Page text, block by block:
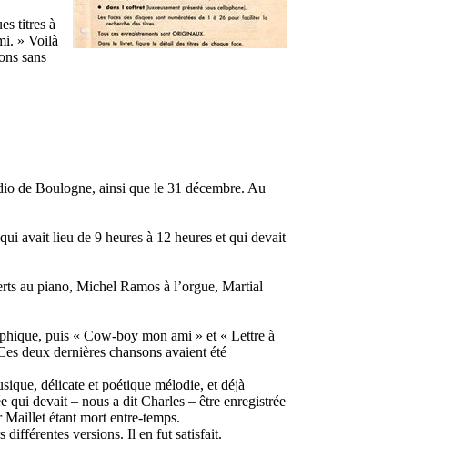
titres à
» Voilà
sans
de Boulogne, ainsi que le 31 décembre. Au
avait lieu de 9 heures à 12 heures et qui devait
au piano, Michel Ramos à l’orgue, Martial
puis « Cow-boy mon ami » et « Lettre à
deux dernières chansons avaient été
délicate et poétique mélodie, et déjà
qui devait – nous a dit Charles – être enregistrée
étant mort entre-temps.
différentes versions. Il en fut satisfait.